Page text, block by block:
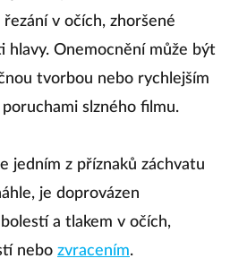
v očích, zhoršené
hlavy. Onemocnění může být
tvorbou nebo rychlejším
slzného filmu.
jedním z příznaků záchvatu
je doprovázen
a tlakem v očích,
nebo zvracením.